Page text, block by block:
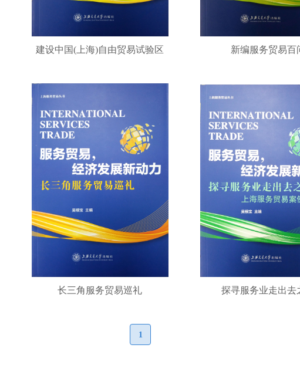
建设中国(上海)自由贸易试验区 新编服务贸易百
长三角服务贸易巡礼 探寻服务业走出去
1